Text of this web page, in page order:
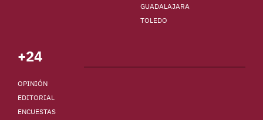
GUADALAJARA
TOLEDO
+24
OPINIÓN
EDITORIAL
ENCUESTAS